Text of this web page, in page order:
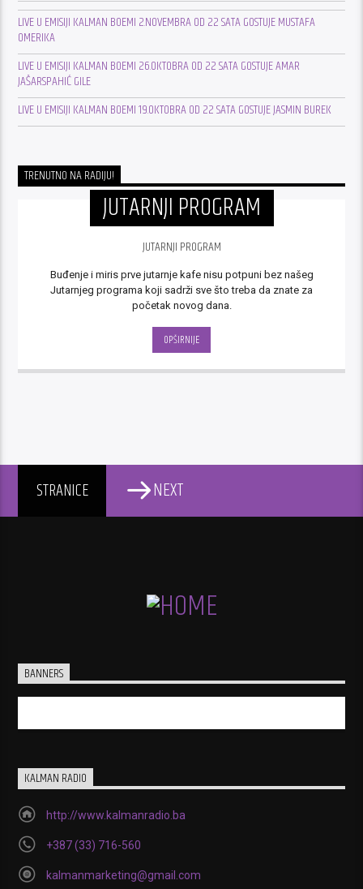
LIVE U EMISIJI KALMAN BOEMI 2.NOVEMBRA OD 22 SATA GOSTUJE MUSTAFA
OMERIKA
LIVE U EMISIJI KALMAN BOEMI 26.OKTOBRA OD 22 SATA GOSTUJE AMAR
JAŠARSPAHIĆ GILE
LIVE U EMISIJI KALMAN BOEMI 19.OKTOBRA OD 22 SATA GOSTUJE JASMIN BUREK
TRENUTNO NA RADIJU!
JUTARNJI PROGRAM
JUTARNJI PROGRAM
Buđenje i miris prve jutarnje kafe nisu potpuni bez našeg
Jutarnjeg programa koji sadrži sve što treba da znate za
početak novog dana.
OPŠIRNIJE
STRANICE NEXT
BANNERS
KALMAN RADIO
http://www.kalmanradio.ba
+387 (33) 716-560
kalmanmarketing@gmail.com